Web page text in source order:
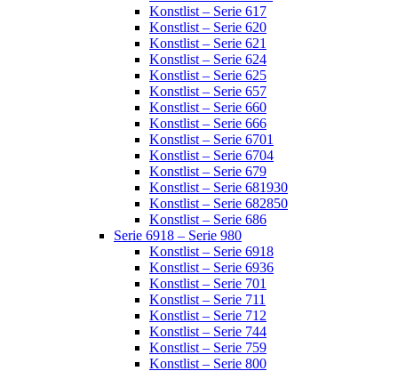
Konstlist – Serie 617
Konstlist – Serie 620
Konstlist – Serie 621
Konstlist – Serie 624
Konstlist – Serie 625
Konstlist – Serie 657
Konstlist – Serie 660
Konstlist – Serie 666
Konstlist – Serie 6701
Konstlist – Serie 6704
Konstlist – Serie 679
Konstlist – Serie 681930
Konstlist – Serie 682850
Konstlist – Serie 686
Serie 6918 – Serie 980
Konstlist – Serie 6918
Konstlist – Serie 6936
Konstlist – Serie 701
Konstlist – Serie 711
Konstlist – Serie 712
Konstlist – Serie 744
Konstlist – Serie 759
Konstlist – Serie 800